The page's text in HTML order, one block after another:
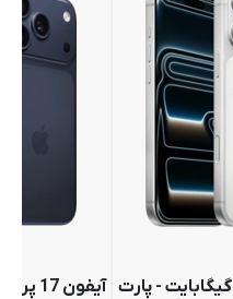
آیفون 17 پرو مکس ظرفیت 256 گیگابایت - پارت